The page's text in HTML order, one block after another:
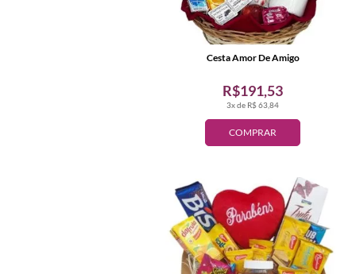
COMPRAR
3x de R$ 63,84
R$191,53
Cesta Amor De Amigo